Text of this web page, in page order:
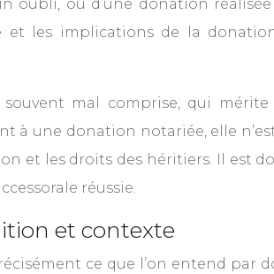
oubli, ou d’une donation
et les implications de la
mal comprise, qui mérite
à une donation notariée, elle
et les droits des héritiers. Il est
réussie.
et contexte
ce que l’on entend